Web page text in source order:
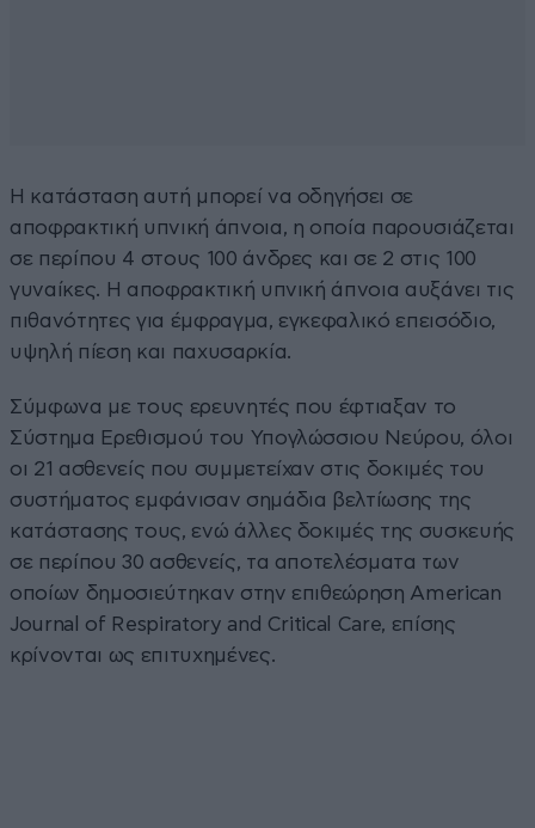
Η κατάσταση αυτή μπορεί να οδηγήσει σε
αποφρακτική υπνική άπνοια, η οποία παρουσιάζεται
σε περίπου 4 στους 100 άνδρες και σε 2 στις 100
γυναίκες. Η αποφρακτική υπνική άπνοια αυξάνει τις
πιθανότητες για έμφραγμα, εγκεφαλικό επεισόδιο,
υψηλή πίεση και παχυσαρκία.
Σύμφωνα με τους ερευνητές που έφτιαξαν το
Σύστημα Ερεθισμού του Υπογλώσσιου Νεύρου, όλοι
οι 21 ασθενείς που συμμετείχαν στις δοκιμές του
συστήματος εμφάνισαν σημάδια βελτίωσης της
κατάστασης τους, ενώ άλλες δοκιμές της συσκευής
σε περίπου 30 ασθενείς, τα αποτελέσματα των
οποίων δημοσιεύτηκαν στην επιθεώρηση American
Journal of Respiratory and Critical Care, επίσης
κρίνονται ως επιτυχημένες.